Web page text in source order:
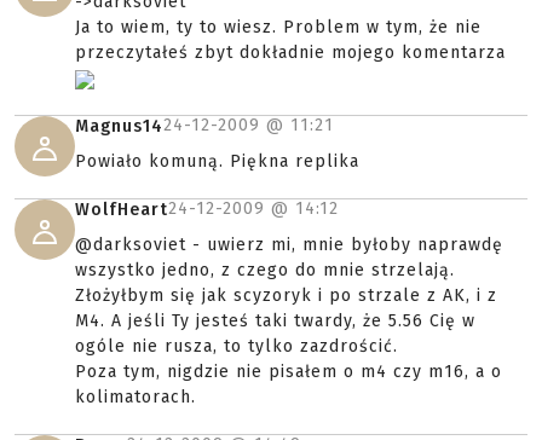
Ja to wiem, ty to wiesz. Problem w tym, że nie
przeczytałeś zbyt dokładnie mojego komentarza
Magnus1424-12-2009 @ 11:21
Powiało komuną. Piękna replika
WolfHeart24-12-2009 @ 14:12
@darksoviet - uwierz mi, mnie byłoby naprawdę
wszystko jedno, z czego do mnie strzelają.
Złożyłbym się jak scyzoryk i po strzale z AK, i z
M4. A jeśli Ty jesteś taki twardy, że 5.56 Cię w
ogóle nie rusza, to tylko zazdrościć.
Poza tym, nigdzie nie pisałem o m4 czy m16, a o
kolimatorach.